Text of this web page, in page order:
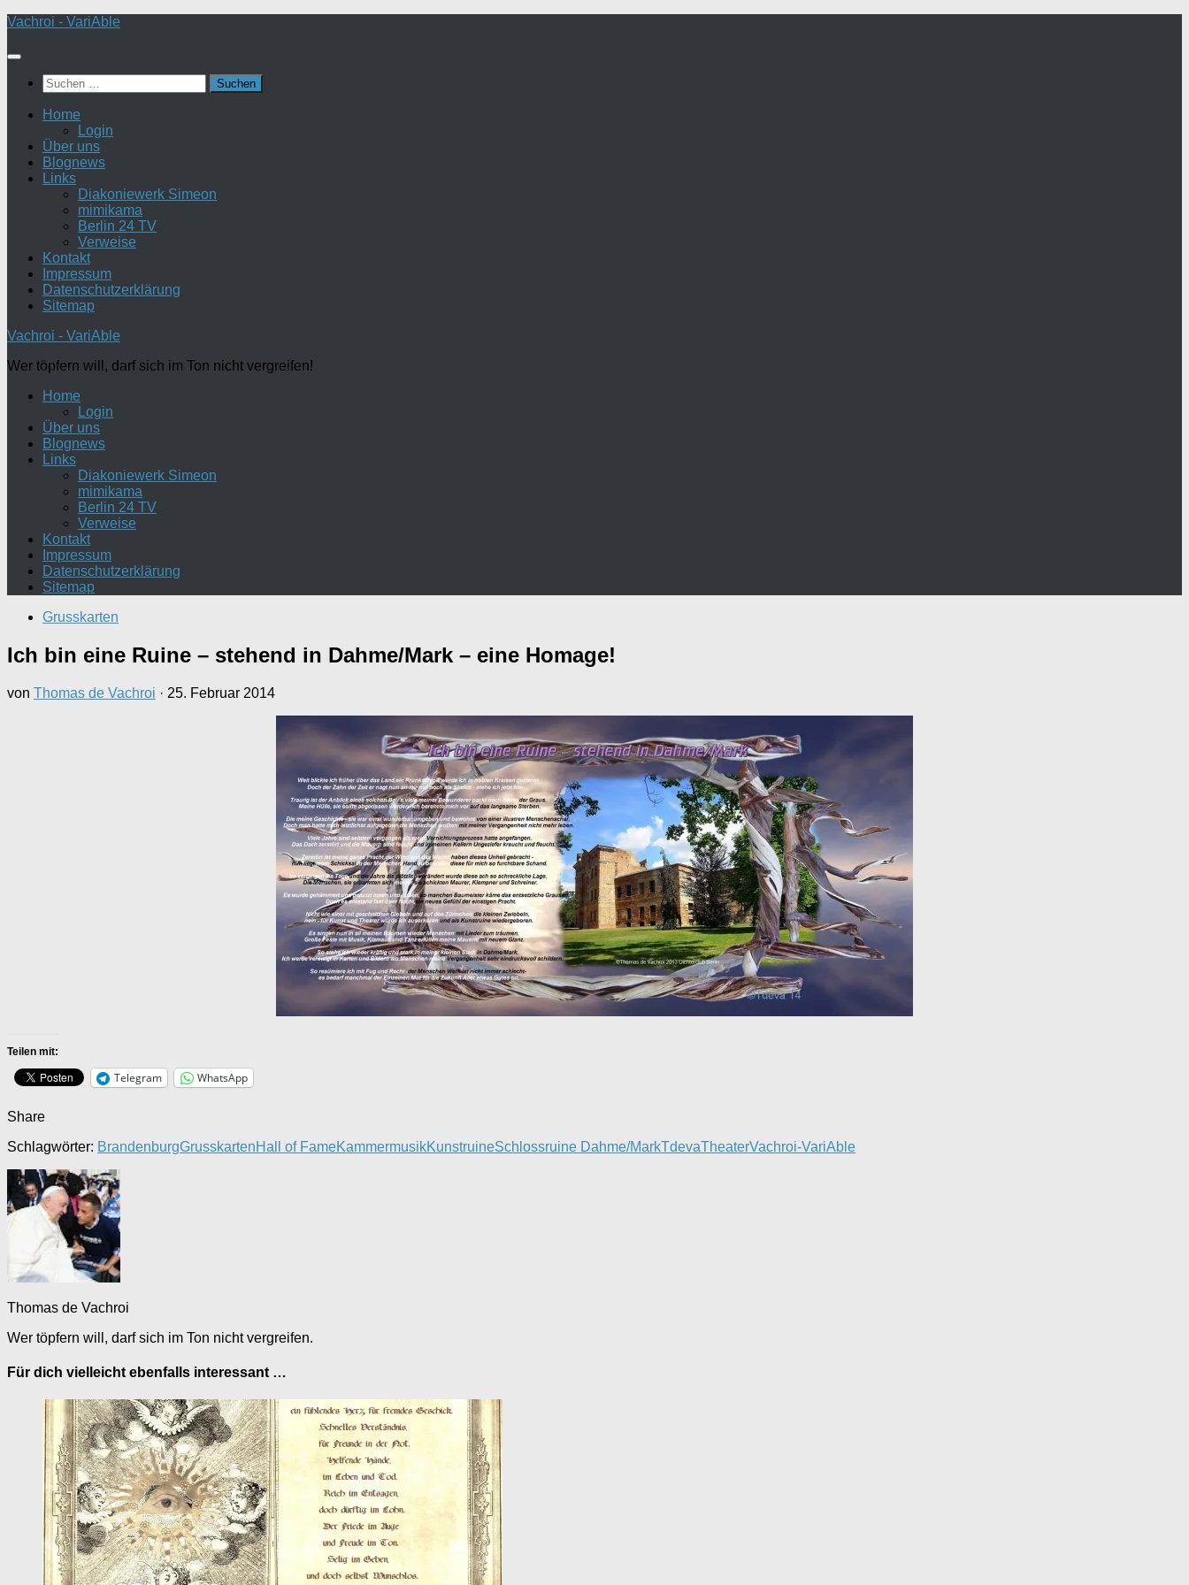
Zum
springen
Vachroi - VariAble
Suchen
nach:
Home
Login
Über uns
Blognews
Links
Diakoniewerk Simeon
mimikama
Berlin 24 TV
Verweise
Kontakt
Impressum
Datenschutzerklärung
Sitemap
Vachroi - VariAble
Wer töpfern will, darf sich im Ton nicht vergreifen!
Home
Login
Über uns
Blognews
Links
Diakoniewerk Simeon
mimikama
Berlin 24 TV
Verweise
Kontakt
Impressum
Datenschutzerklärung
Sitemap
Grusskarten
Ich bin eine Ruine – stehend in Dahme/Mark – eine Homage!
von Thomas de Vachroi · 25. Februar 2014
Teilen mit:
Telegram WhatsApp
Share
Schlagwörter: BrandenburgGrusskartenHall of FameKammermusikKunstruineSchlossruine Dahme/MarkTdevaTheaterVachroi-VariAble
Thomas de Vachroi
Wer töpfern will, darf sich im Ton nicht vergreifen.
Für dich vielleicht ebenfalls interessant …